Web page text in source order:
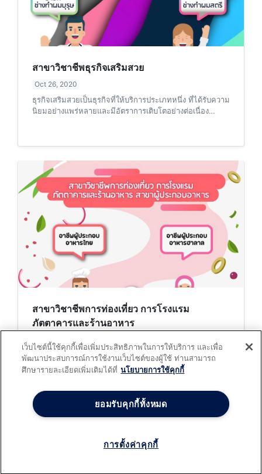
สาขาวิชาชีพธุรกิจเสริมสวย
Oct 26, 2020
ธุรกิจเสริมสวยเป็นธุรกิจที่ให้บริการประเภทหนึ่ง ที่ได้รับความ
นิยมอย่างแพร่หลายและมีอัตราการเติบโตอย่างต่อเนื่อง
สาขาวิชาชีพการท่องเที่ยว การโรงแรม
ภัตตาคารและร้านอาหาร
Oct 26, 2020
จากนโยบายครัวไทยครัวโลก ประกอบกับศักยภาพในการ
ประกอบอาหารของคนไทย และอาหารไทยอันเป็นที่ยอมรับ
ชื่นชอบของคนทั้งในระดับประเทศภูมิภาค และนานาชาติ
“มาตรฐานคุณวุฒิวิชาชีพ สาขาผู้ประกอบอาหารไทย” จึงเป็น
อีกสาขาวิชาชีพที่มีความจำเป็นอย่างมาก
สร้างระบบการเรียนออนไลน์ (e-Learning) ของคุณอย่างมือ
ครอบคลุมทุกการใช้งาน .
เว็บไซต์นี้ใช้คุกกี้เพื่อเพิ่มประสิทธิภาพในการให้บริการ และเพื่อ
พัฒนาประสบการณ์การใช้งานเว็บไซต์ของผู้ใช้ ท่านสามารถ
ศึกษารายละเอียดเพิ่มเติมได้ที่ นโยบายการใช้คุกกี้
ยอมรับคุกกี้ทั้งหมด
การตั้งค่าคุกกี้